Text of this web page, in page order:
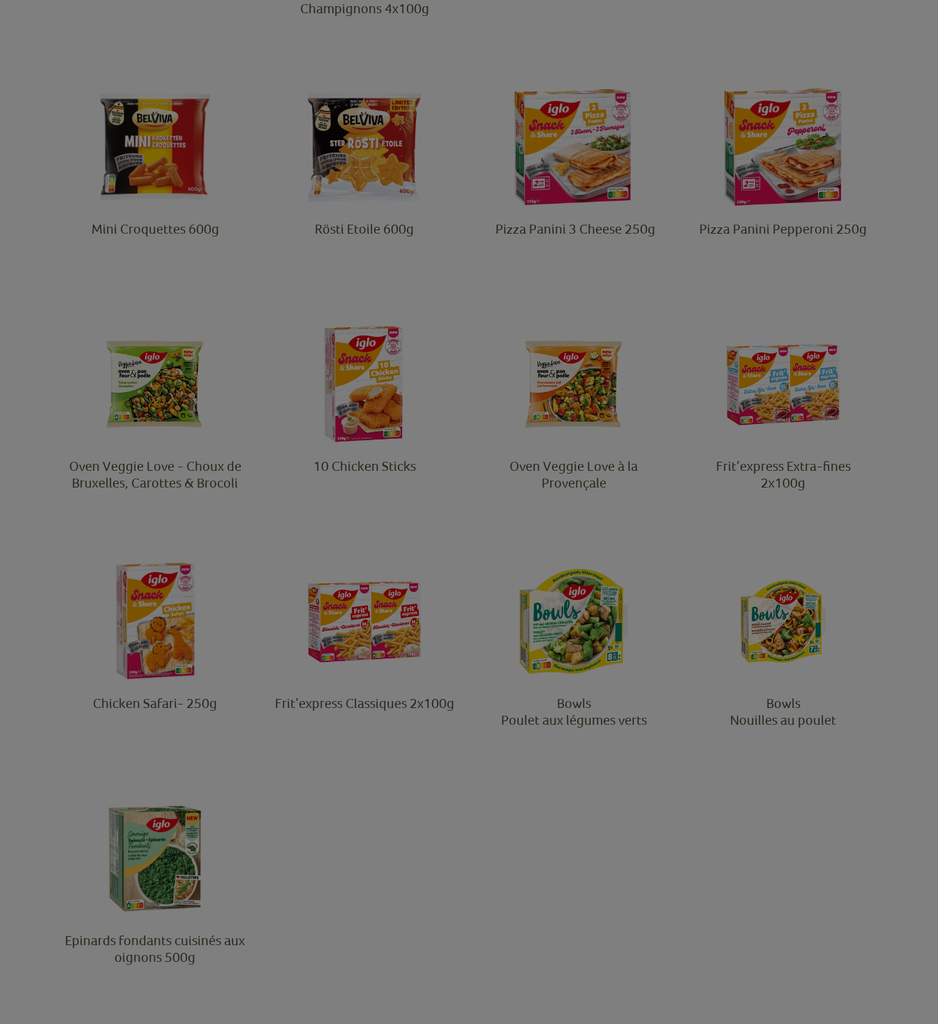
Champignons 4x100g
Mini Croquettes 600g Rösti Etoile 600g Pizza Panini 3 Cheese 250g Pizza Panini Pepperoni 250g
Oven Veggie Love - Choux de
Bruxelles, Carottes & Brocoli
10 Chicken Sticks
Oven Veggie Love à la
Provençale
Frit’express Extra-fines
2x100g
Chicken Safari- 250g Frit’express Classiques 2x100g
Bowls
Poulet aux légumes verts
Bowls
Nouilles au poulet
Epinards fondants cuisinés aux
oignons 500g